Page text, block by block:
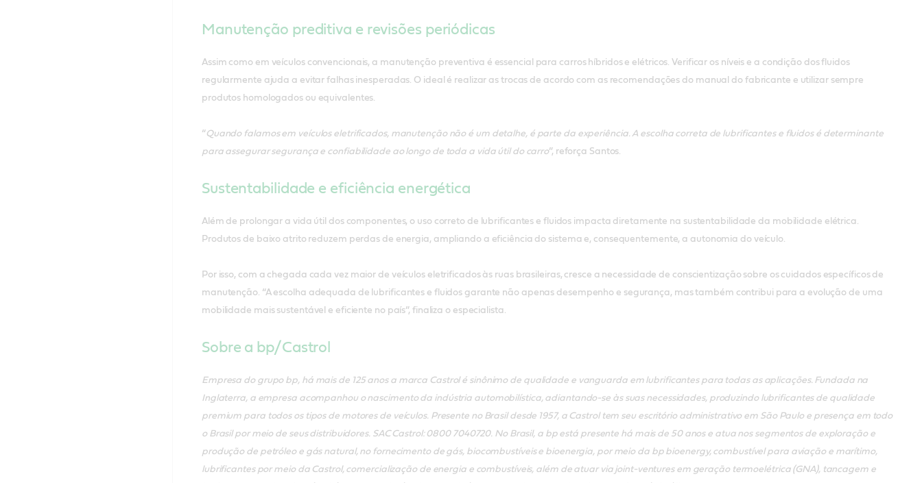
Manutenção preditiva e revisões periódicas
Assim como em veículos convencionais, a manutenção preventiva é essencial para carros híbridos e elétricos. Verificar os níveis e a condição dos fluidos
regularmente ajuda a evitar falhas inesperadas. O ideal é realizar as trocas de acordo com as recomendações do manual do fabricante e utilizar sempre
produtos homologados ou equivalentes.
“ Quando falamos em veículos eletrificados, manutenção não é um detalhe, é parte da experiência. A escolha correta de lubrificantes e fluidos é determinante
para assegurar segurança e confiabilidade ao longo de toda a vida útil do carro”, reforça Santos.
Sustentabilidade e eficiência energética
Além de prolongar a vida útil dos componentes, o uso correto de lubrificantes e fluidos impacta diretamente na sustentabilidade da mobilidade elétrica.
Produtos de baixo atrito reduzem perdas de energia, ampliando a eficiência do sistema e, consequentemente, a autonomia do veículo.
Por isso, com a chegada cada vez maior de veículos eletrificados às ruas brasileiras, cresce a necessidade de conscientização sobre os cuidados específicos de
manutenção. “A escolha adequada de lubrificantes e fluidos garante não apenas desempenho e segurança, mas também contribui para a evolução de uma
mobilidade mais sustentável e eficiente no país”, finaliza o especialista.
Sobre a bp/Castrol
Empresa do grupo bp, há mais de 125 anos a marca Castrol é sinônimo de qualidade e vanguarda em lubrificantes para todas as aplicações. Fundada na
Inglaterra, a empresa acompanhou o nascimento da indústria automobilística, adiantando-se às suas necessidades, produzindo lubrificantes de qualidade
premium para todos os tipos de motores de veículos. Presente no Brasil desde 1957, a Castrol tem seu escritório administrativo em São Paulo e presença em todo
o Brasil por meio de seus distribuidores. SAC Castrol: 0800 7040720. No Brasil, a bp está presente há mais de 50 anos e atua nos segmentos de exploração e
produção de petróleo e gás natural, no fornecimento de gás, biocombustíveis e bioenergia, por meio da bp bioenergy, combustível para aviação e marítimo,
lubrificantes por meio da Castrol, comercialização de energia e combustíveis, além de atuar via joint-ventures em geração termoelétrica (GNA), tancagem e